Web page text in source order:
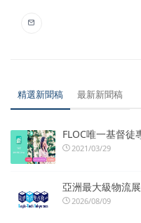
精選新聞稿 最新新聞稿
FLOC唯一基督徒
2021/03/29
亞洲最大級物流
2026/08/09